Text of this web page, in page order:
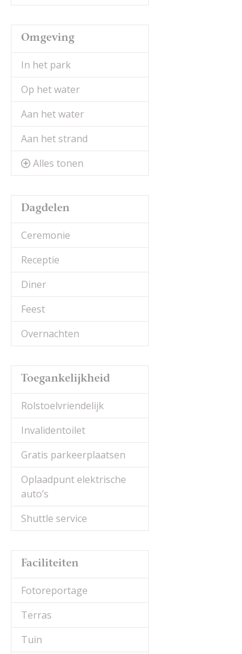
Omgeving
In het park
Op het water
Aan het water
Aan het strand
Alles tonen
Dagdelen
Ceremonie
Receptie
Diner
Feest
Overnachten
Toegankelijkheid
Rolstoelvriendelijk
Invalidentoilet
Gratis parkeerplaatsen
Oplaadpunt elektrische
auto’s
Shuttle service
Faciliteiten
Fotoreportage
Terras
Tuin